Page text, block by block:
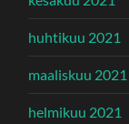
huhtikuu 2021
maaliskuu 2021
helmikuu 2021